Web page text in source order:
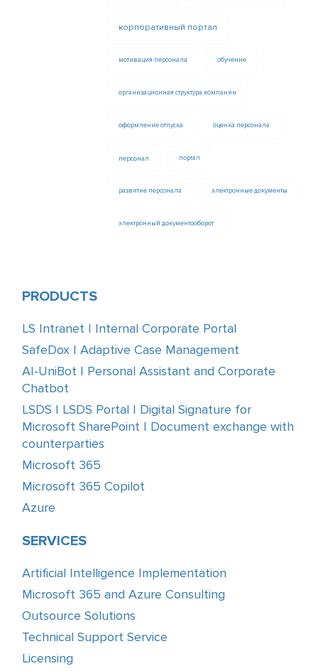
корпоративный портал
мотивация персонала обучение
организационная структура компании
оформление отпуска оценка персонала
персонал портал
развитие персонала электронные документы
электронный документооборот
PRODUCTS
LS Intranet | Internal Corporate Portal
SafeDox | Adaptive Case Management
AI-UniBot | Personal Assistant and Corporate
Chatbot
LSDS | LSDS Portal | Digital Signature for
Microsoft SharePoint | Document exchange with
counterparties
Microsoft 365
Microsoft 365 Copilot
Azure
SERVICES
Artificial Intelligence Implementation
Microsoft 365 and Azure Consulting
Outsource Solutions
Technical Support Service
Licensing